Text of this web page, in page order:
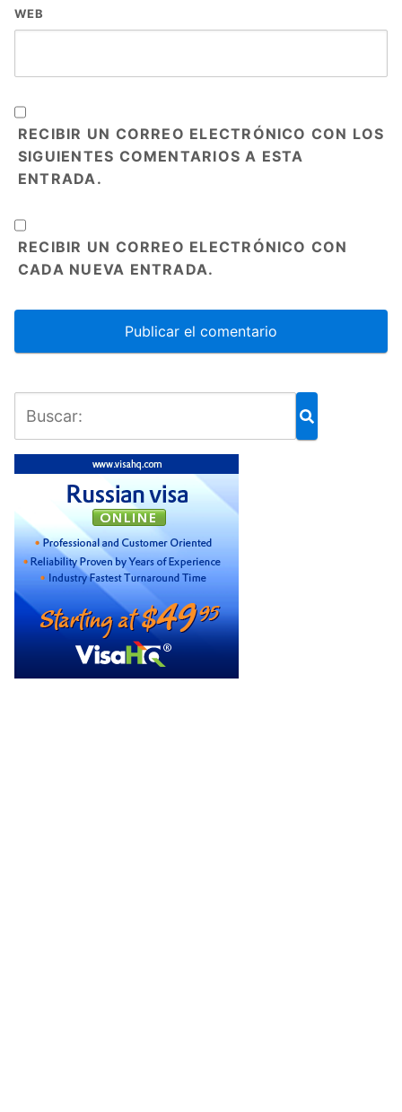
WEB
RECIBIR UN CORREO ELECTRÓNICO CON LOS
SIGUIENTES COMENTARIOS A ESTA
ENTRADA.
RECIBIR UN CORREO ELECTRÓNICO CON
CADA NUEVA ENTRADA.